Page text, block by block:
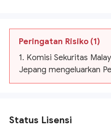
Peringatan Risiko (1)
1. Komisi Sekuritas
Jepang mengeluarkan
TopFX.
Status Lisensi